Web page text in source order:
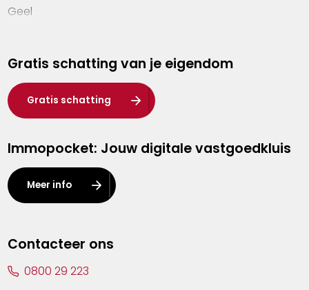
Geel
Hasselt
Heist-op-den-Berg
Herentals
Kalmthout
Leuven
Lier
Gratis schatting van je eigendom
Gratis schatting
Immopocket: Jouw digitale vastgoedkluis
Meer info
Contacteer ons
0800 29 223